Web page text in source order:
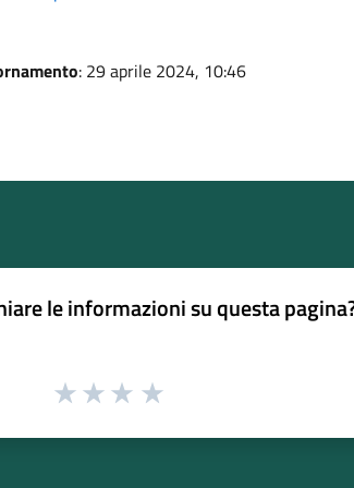
: 29 aprile 2024, 10:46
le informazioni su questa